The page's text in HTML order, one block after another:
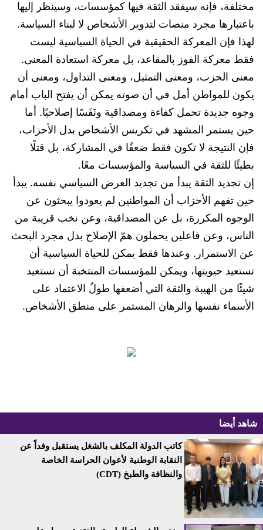
مختلفة، فإنه سيفقد الثقة فيها كمؤسسات، وسينظر إليها
باعتبارها مجرد منصات لتدوير الأشخاص لا لبناء السياسة.
لهذا فإن المعركة الحقيقية في الحياة السياسية ليست
فقط معركة الفوز بالمقاعد، بل معركة استعادة المعنى.
معنى الحزب، ومعنى التمثيل، ومعنى التداول، ومعنى أن
يكون للمواطن أمل في أن صوته يمكن أن يفتح الباب أمام
وجوه جديدة تحمل كفاءة ومصداقية ونَفَسًا إصلاحيًا. أما
حين يستمر المشهد في تكريس الأشخاص بدل الأحزاب،
فإن النتيجة لا تكون فقط ضعفًا في المشاركة، بل قتلًا
بطيئًا للثقة في السياسة والمؤسسات معًا.
إن تجديد الثقة يبدأ من تجديد العرض السياسي نفسه. يبدأ
حين تفهم الأحزاب أن المواطنين لم يعودوا يبحثون عن
الوجوه المكررة، بل عن المصداقية، وعن نخب قريبة من
الناس، وعن فاعلين يحملون همّ الإصلاح بدل مجرد البحث
عن الاستمرار. وعندها فقط يمكن للحياة السياسية أن
تستعيد حيويتها، ويمكن للمؤسسات المنتخبة أن تستعيد
شيئًا من الهيبة والثقة التي أضعفها طولُ الاعتماد على
الأسماء نفسها والرهان المستمر على منطق الأشخاص.
شاهد أيضا
كاتب الدولة المكلف بالشغل يستقبل وفداً عن
النقابة الوطنية لأعوان الحراسة الخاصة
والنظافة والطبخ (CDT)